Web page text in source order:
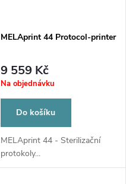
MELAprint 44 Protocol-printer
9 559 Kč
Na objednávku
Do košíku
MELAprint 44 - Sterilizační
protokoly...